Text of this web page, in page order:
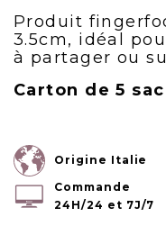
Produit
3.5cm, idéal
à partager ou
Carton de 5
Origine Italie
Commande
24H/24 et 7J/7